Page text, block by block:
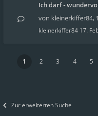
Ich darf -
von kleinerkiffer84,
kleinerkiffer84 17.
1 2 3 4 5
Zur erweiterten Suche